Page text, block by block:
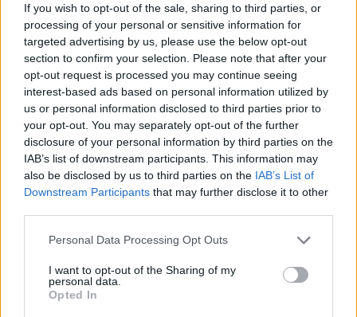
If you wish to opt-out of the sale, sharing to third parties, or
processing of your personal or sensitive information for
targeted advertising by us, please use the below opt-out
section to confirm your selection. Please note that after your
opt-out request is processed you may continue seeing
interest-based ads based on personal information utilized by
us or personal information disclosed to third parties prior to
your opt-out. You may separately opt-out of the further
disclosure of your personal information by third parties on the
IAB’s list of downstream participants. This information may
also be disclosed by us to third parties on the IAB’s List of
Downstream Participants that may further disclose it to other
Personal Data Processing Opt Outs
I want to opt-out of the Sharing of my
personal data.
Opted In
2020. április 20. 08:51
200 milliárd jüant fektetne a felhőüzletágába az
Alibaba, Kína egyik legnagyobb technológiai
vállalata, ezzel erősítene egy olyan piacon, melyet
most főleg az Amazon és a Microsoft, két
amerikai cég uralnak – írja a CNBC.
A pénzt elsősorban infrastruktúra- és
technológiafejlesztésre fordítják majd. Az Alibaba
közleményében kiemelte, hogy a koronavírus felnagyítja a
digitális technológiák fontosságát. Jelenleg a felhőágazat
vezérigazgató, Daniel Zsang szerint hamarosan
„elsődleges üzletág” lehet a vállalaton belül a